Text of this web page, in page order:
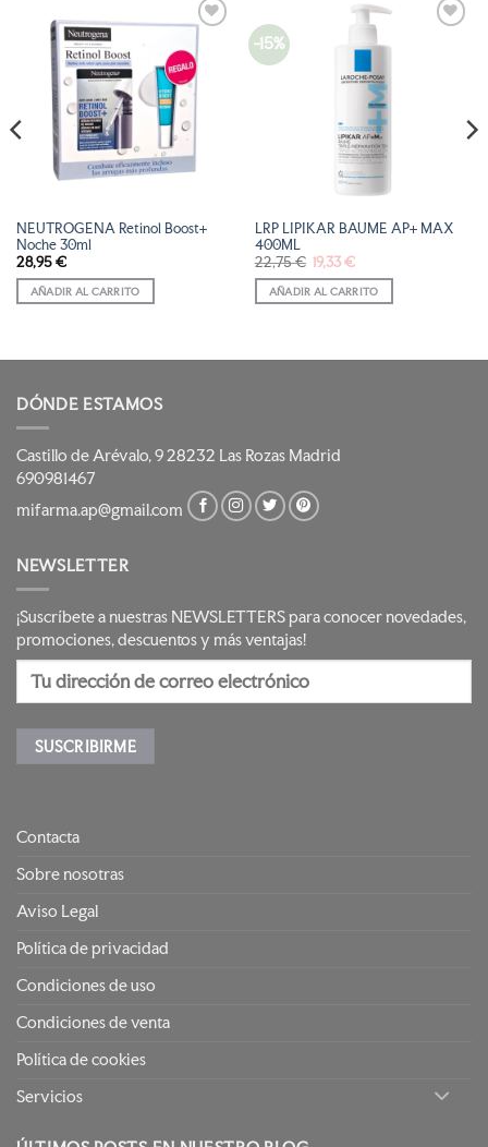
A LA
LISTA
DE
DESEOS
NEUTROGENA Retinol Boost+
Noche 30ml
28,95 €
AÑADIR AL CARRITO
-15%
LRP LIPIKAR BAUME AP+ MAX
400ML
22,75€ El
precio
original
era:
22,75 €.
19,33€El
actual
es:
19,33 €.
AÑADIR AL CARRITO
DÓNDE ESTAMOS
Castillo de Arévalo, 9 28232 Las Rozas Madrid
690981467
mifarma.ap@gmail.com
NEWSLETTER
¡Suscríbete a nuestras NEWSLETTERS para conocer novedades,
promociones, descuentos y más ventajas!
Contacta
Sobre nosotras
Aviso Legal
Política de privacidad
Condiciones de uso
Condiciones de venta
Política de cookies
Servicios